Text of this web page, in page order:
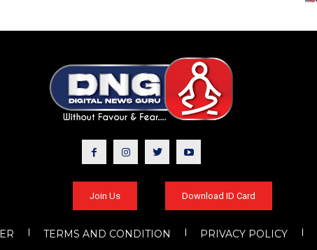
Join Us Download ID Card
TERMS AND CONDITION PRIVACY POLICY